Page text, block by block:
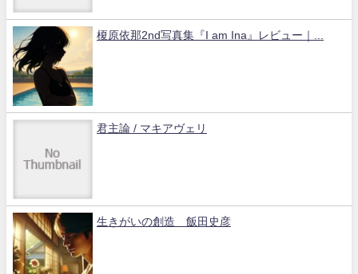
榎原依那2nd写真集『I am Ina』レビュー｜...
君主論 / マキアヴェリ
生きがいの創造 飯田史彦